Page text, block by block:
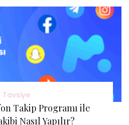
Tavsiye
Takip Programı ile
Nasıl Yapılır?